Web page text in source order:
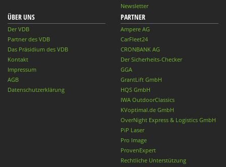
Newsletter
ÜBER UNS
Der VDB
Partner des VDB
Das Präsidium des VDB
Kontakt
Impressum
AGB
Datenschutzerklärung
PARTNER
Ampere AG
CarFleet24
CRONBANK AG
Der Sicherheits-Checker
GGA
GrantLift GmbH
HQS GmbH
IWA OutdoorClassics
KVoptimal.de GmbH
OverNight Express & Logistics GmbH
PiP Laser
Pro Image
ProvenExpert
Rechtliche Unterstützung